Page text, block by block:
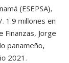
(ESEPSA),
1.9 millones en
Jorge
panameño,
2021.